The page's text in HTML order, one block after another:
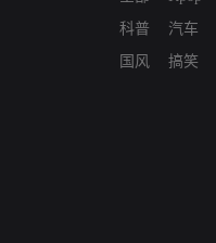
科普
国风
汽车
搞笑